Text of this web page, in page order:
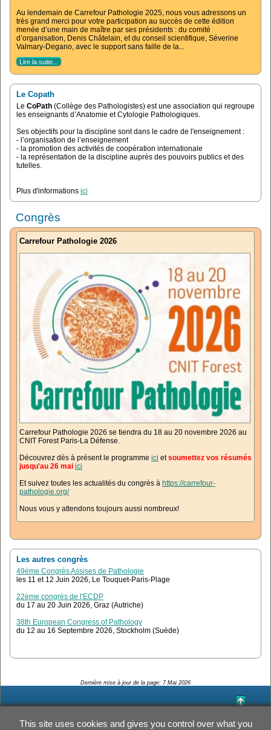
Au lendemain de Carrefour Pathologie 2025, nous vous adressons un
très grand merci pour votre participation au succès de cette édition
menée d’une main de maître par ses présidents : du comité
d’organisation, Denis Châtelain, et du conseil scientifique, Séverine
Valmary-Degano, avec le support sans faille de la...
Lire la suite...
Le Copath
Le CoPath (Collège des Pathologistes) est une association qui regroupe
les enseignants d’Anatomie et Cytologie Pathologiques.
Ses objectifs pour la discipline sont dans le cadre de l'enseignement :
- l’organisation de l’enseignement
- la promotion des activités de coopération internationale
- la représentation de la discipline auprès des pouvoirs publics et des
tutelles.
Plus d'informations ici
Congrès
Carrefour Pathologie 2026
Carrefour Pathologie 2026 se tiendra du 18 au 20 novembre 2026 au
CNIT Forest Paris-La Défense.
Découvrez dès à présent le programme ici etsoumettez vos résumés
jusqu'au 26 mai ici
Et suivez toutes les actualités du congrès à https://carrefour-
pathologie.org/
Nous vous y attendons toujours aussi nombreux!
Les autres congrès
49ème Congrès Assises de Pathologie
les 11 et 12 Juin 2026, Le Touquet-Paris-Plage
22ème congrès de l'ECDP
du 17 au 20 Juin 2026, Graz (Autriche)
38th European Congress of Pathology
du 12 au 16 Septembre 2026, Stockholm (Suède)
Dernière mise à jour de la page: 7 Mai 2026
Politique de confidentialité
Mention légales
Contact
This site uses cookies and gives you control over what you